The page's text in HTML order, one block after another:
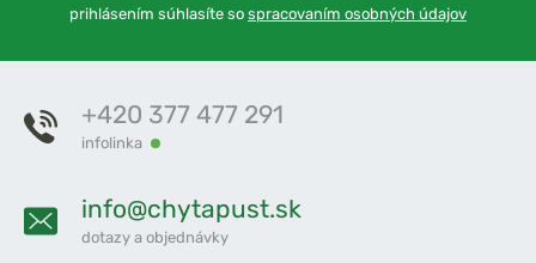
prihlásením súhlasíte so spracovaním osobných údajov
+420 377 477 291
infolinka
info@chytapust.sk
dotazy a objednávky